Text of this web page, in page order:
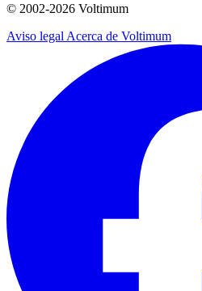
© 2002-2026 Voltimum
Aviso legal Acerca de Voltimum